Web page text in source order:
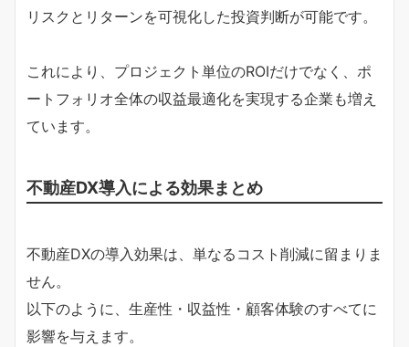
リスクとリターンを可視化した投資判断が可能です。
これにより、プロジェクト単位のROIだけでなく、ポ
ートフォリオ全体の収益最適化を実現する企業も増え
ています。
不動産DX導入による効果まとめ
不動産DXの導入効果は、単なるコスト削減に留まりま
せん。
以下のように、生産性・収益性・顧客体験のすべてに
影響を与えます。